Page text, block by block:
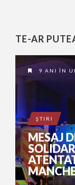
TE-AR
9 ANI ÎN
ŞTIRI
MESAJ